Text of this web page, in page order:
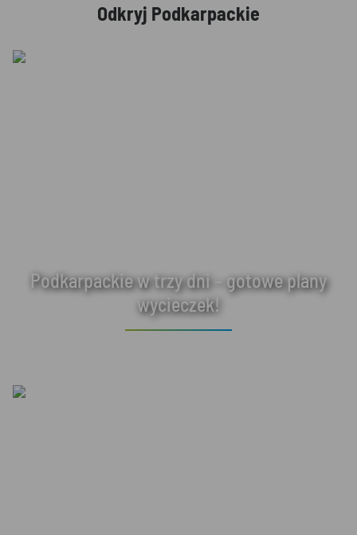
Odkryj Podkarpackie
Podkarpackie w trzy dni – gotowe plany
wycieczek!